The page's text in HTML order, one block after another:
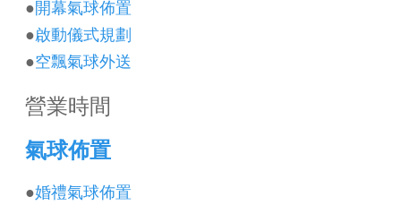
●開幕氣球佈置
●啟動儀式規劃
●空飄氣球外送
營業時間
氣球佈置
●婚禮氣球佈置